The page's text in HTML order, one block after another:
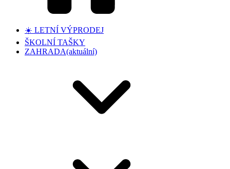
☀️ LETNÍ VÝPRODEJ
ŠKOLNÍ TAŠKY
ZAHRADA(aktuální)